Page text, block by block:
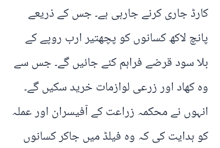
کارڈ جاری کرنے جارہی ہے۔ جس کے ذریعے
پانچ لاکھ کسانوں کو پچھتیر ارب روپے کے
بلا سود قرضے فراہم کئے جائیں گے۔ جس سے
وہ کھاد اور زرعی لوازمات خرید سکیں گے۔
انہوں نے محکمہ زراعت کے آفیسران اور عملہ
کو ہدایت کی کہ وہ فیلڈ میں جاکر کسانوں